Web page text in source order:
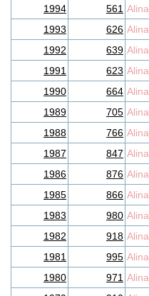
1994
561 Alina
1993
626 Alina
1992
639 Alina
1991
623 Alina
1990
664 Alina
1989
705 Alina
1988
766 Alina
1987
847 Alina
1986
876 Alina
1985
866 Alina
1983
980 Alina
1982
918 Alina
1981
995 Alina
1980
971 Alina